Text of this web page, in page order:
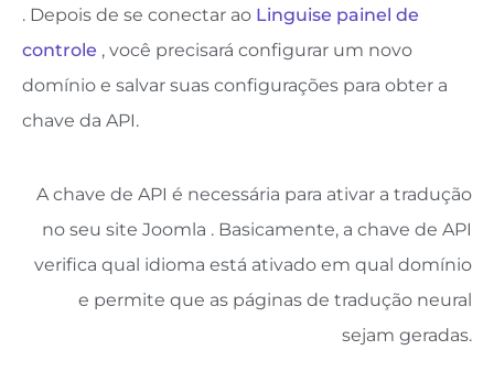
. Depois de se conectar ao Linguise painel de
controle , você precisará configurar um novo
domínio e salvar suas configurações para obter a
chave da API.
A chave de API é necessária para ativar a tradução
no seu site Joomla . Basicamente, a chave de API
verifica qual idioma está ativado em qual domínio
e permite que as páginas de tradução neural
sejam geradas.